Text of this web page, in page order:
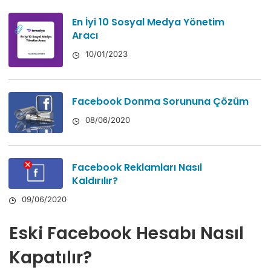
En İyi 10 Sosyal Medya Yönetim
Aracı
10/01/2023
Facebook Donma Sorununa Çözüm
08/06/2020
Facebook Reklamları Nasıl
Kaldırılır?
09/06/2020
Eski Facebook Hesabı Nasıl
Kapatılır?